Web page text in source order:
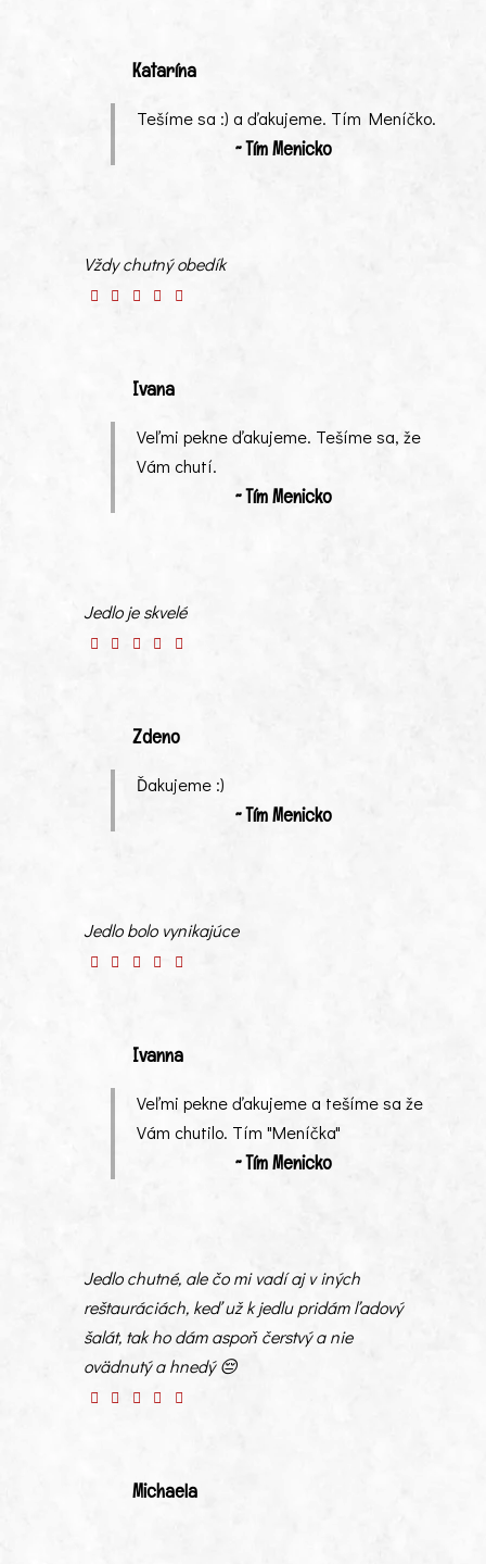
Katarína
Tešíme sa :) a ďakujeme. Tím Meníčko.
~ Tím Menicko
Vždy chutný obedík
Ivana
Veľmi pekne ďakujeme. Tešíme sa, že
Vám chutí.
~ Tím Menicko
Jedlo je skvelé
Zdeno
Ďakujeme :)
~ Tím Menicko
Jedlo bolo vynikajúce
Ivanna
Veľmi pekne ďakujeme a tešíme sa že
Vám chutilo. Tím "Meníčka"
~ Tím Menicko
Jedlo chutné, ale čo mi vadí aj v iných
reštauráciách, keď už k jedlu pridám ľadový
šalát, tak ho dám aspoň čerstvý a nie
ovädnutý a hnedý 😔
Michaela